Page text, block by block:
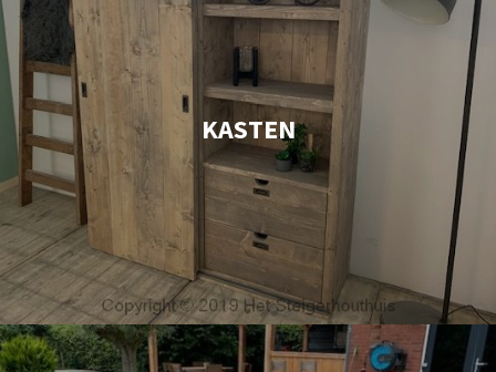
KASTEN